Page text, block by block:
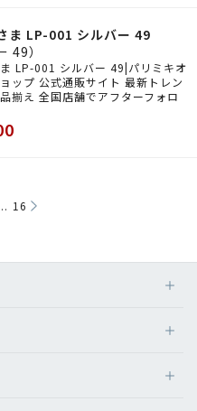
ま LP-001 シルバー 49
49）
LP-001 シルバー 49|パリミキオ
ップ 公式通販サイト 最新トレン
揃え 全国店舗でアフターフォロ
16